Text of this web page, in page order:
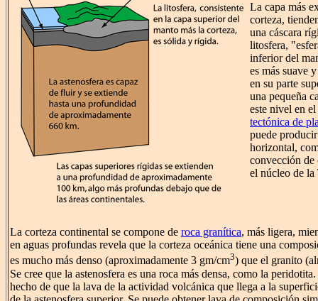
La capa más
corteza,
una cáscara
litosfera,
inferior del
es más suave
en su parte
una pequeña
este nivel en
tectónica de
puede
horizontal,
convección de
el núcleo de la
La corteza continental se compone de roca granítica, más ligera,
en aguas profundas revela que la corteza oceánica tiene una
es mucho más denso (aproximadamente 3 gm/cm3) que el granito
Se cree que la astenosfera es una roca más densa, como la
hecho de que la lava de la actividad volcánica que llega a la